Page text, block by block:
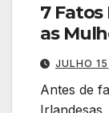
7
as
JULHO
Antes de